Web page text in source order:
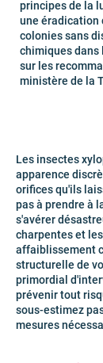
principes de la
une éradication
colonies sans
chimiques dans
sur les
ministère de la
Les insectes
apparence
orifices qu'ils
pas à prendre à
s'avérer
charpentes et
affaiblissement
structurelle de
primordial
prévenir tout
sous-estimez
mesures